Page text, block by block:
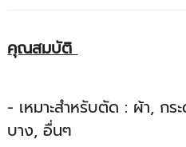
คุณสมบัติ
- เหมาะสำหรับตัด : ผ้า, ก
บาง, อื่นๆ